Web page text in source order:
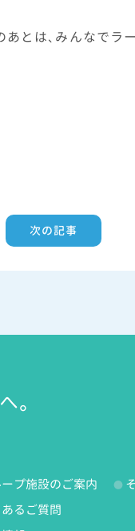
とは、みんなでラー
次の記事
。
プ施設のご案内
るご質問